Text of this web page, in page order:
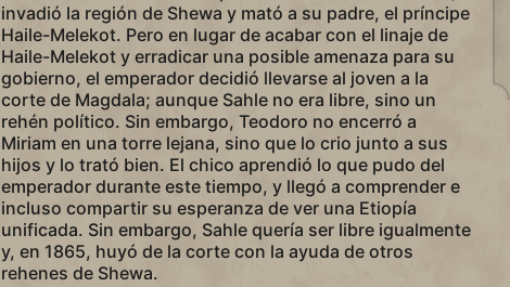
invadió la región de Shewa y mató a su padre, el príncipe
Haile-Melekot. Pero en lugar de acabar con el linaje de
Haile-Melekot y erradicar una posible amenaza para su
gobierno, el emperador decidió llevarse al joven a la
corte de Magdala; aunque Sahle no era libre, sino un
rehén político. Sin embargo, Teodoro no encerró a
Miriam en una torre lejana, sino que lo crio junto a sus
hijos y lo trató bien. El chico aprendió lo que pudo del
emperador durante este tiempo, y llegó a comprender e
incluso compartir su esperanza de ver una Etiopía
unificada. Sin embargo, Sahle quería ser libre igualmente
y, en 1865, huyó de la corte con la ayuda de otros
rehenes de Shewa.